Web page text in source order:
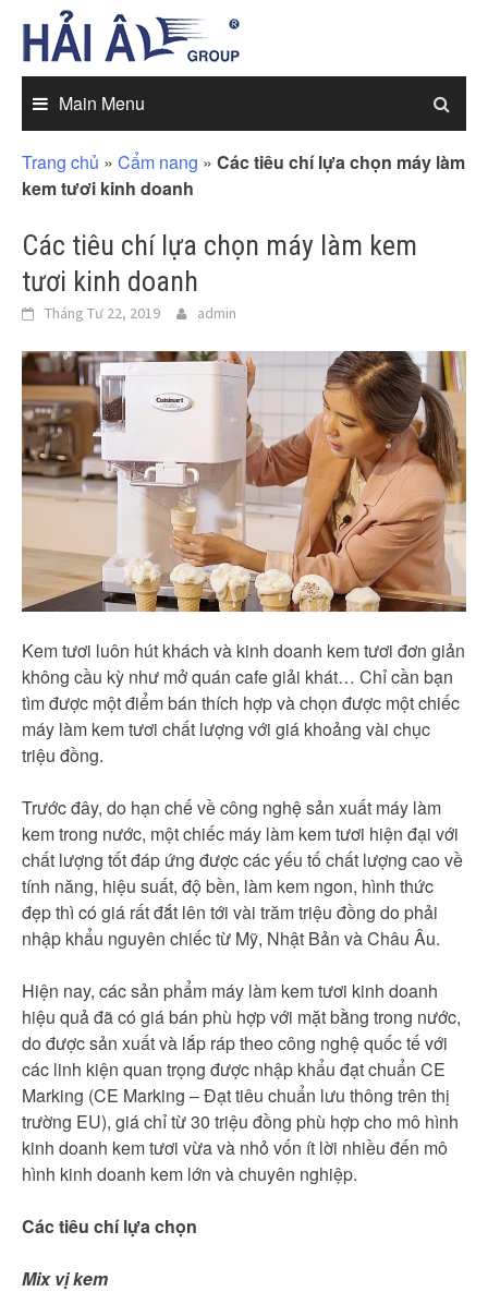
content
Main Menu
Trang chủ » Cẩm nang » Các tiêu chí lựa chọn máy làm
kem tươi kinh doanh
Các tiêu chí lựa chọn máy làm kem
tươi kinh doanh
Tháng Tư 22, 2019 admin
Kem tươi luôn hút khách và kinh doanh kem tươi đơn giản
không cầu kỳ như mở quán cafe giải khát… Chỉ cần bạn
tìm được một điểm bán thích hợp và chọn được một chiếc
máy làm kem tươi chất lượng với giá khoảng vài chục
triệu đồng.
Trước đây, do hạn chế về công nghệ sản xuất máy làm
kem trong nước, một chiếc máy làm kem tươi hiện đại với
chất lượng tốt đáp ứng được các yếu tố chất lượng cao về
tính năng, hiệu suất, độ bền, làm kem ngon, hình thức
đẹp thì có giá rất đắt lên tới vài trăm triệu đồng do phải
nhập khẩu nguyên chiếc từ Mỹ, Nhật Bản và Châu Âu.
Hiện nay, các sản phẩm máy làm kem tươi kinh doanh
hiệu quả đã có giá bán phù hợp với mặt bằng trong nước,
do được sản xuất và lắp ráp theo công nghệ quốc tế với
các linh kiện quan trọng được nhập khẩu đạt chuẩn CE
Marking (CE Marking – Đạt tiêu chuẩn lưu thông trên thị
trường EU), giá chỉ từ 30 triệu đồng phù hợp cho mô hình
kinh doanh kem tươi vừa và nhỏ vốn ít lời nhiều đến mô
hình kinh doanh kem lớn và chuyên nghiệp.
Các tiêu chí lựa chọn
Mix vị kem